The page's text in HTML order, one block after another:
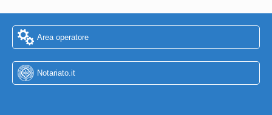
Area operatore
Notariato.it